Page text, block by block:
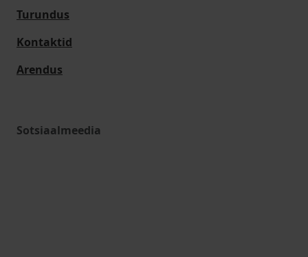
Turundus
Kontaktid
Arendus
Sotsiaalmeedia